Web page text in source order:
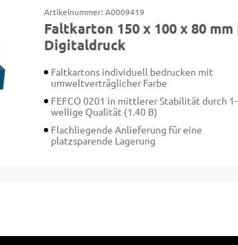
Artikelnummer: A0009419
Faltkarton 150 x 100 x 80 mm |
Digitaldruck
Faltkartons individuell bedrucken mit
umweltverträglicher Farbe
FEFCO 0201 in mittlerer Stabilität durch 1-
wellige Qualität (1.40 B)
Flachliegende Anlieferung für eine
platzsparende Lagerung